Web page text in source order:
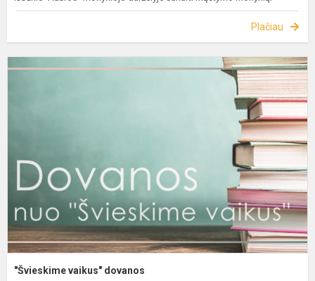
Plačiau
"Švieskime vaikus" dovanos